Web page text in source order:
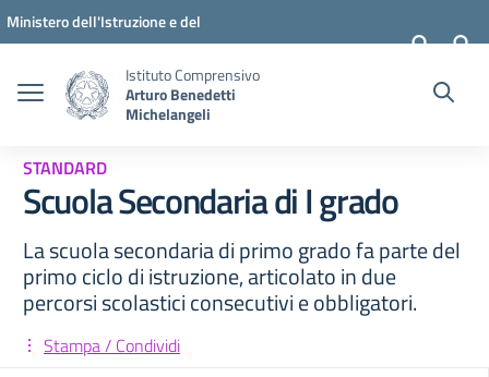
Vai ai contenuti
Vai al menu di navigazione
Vai al footer
Ministero dell'Istruzione e del
Istituto Comprensivo
Arturo Benedetti
Michelangeli
STANDARD
Scuola Secondaria di I grado
La scuola secondaria di primo grado fa parte del
primo ciclo di istruzione, articolato in due
percorsi scolastici consecutivi e obbligatori.
Stampa / Condividi